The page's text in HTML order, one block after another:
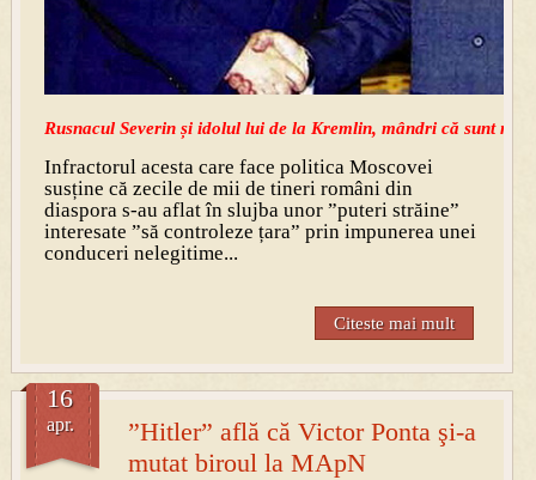
Rusnacul Severin și idolul lui de la Kremlin, mândri că sunt
Infractorul acesta care face politica Moscovei
susține că zecile de mii de tineri români din
diaspora s-au aflat în slujba unor ”puteri străine”
interesate ”să controleze țara” prin impunerea unei
conduceri nelegitime...
Citeste mai mult
”Hitler” află că Victor Ponta şi-a
mutat biroul la MApN
16
apr.